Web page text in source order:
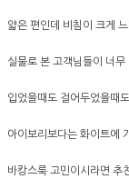
얇은 편인데 비침이 크게
실물로 본 고객님들이 너
입었을때도 걸어두었을때
아이보리보다는 화이트에
바캉스룩 고민이시라면 추